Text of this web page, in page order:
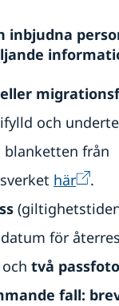
inbjudna
ifylld och
blanketten från
här
.
för
två
fall: